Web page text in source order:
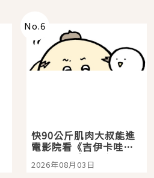
No.6
快90公斤肌肉大叔能進
電影院看《吉伊卡哇》
嗎？日本重金屬樂團
「打首」會長與nagano
2026年08月03日